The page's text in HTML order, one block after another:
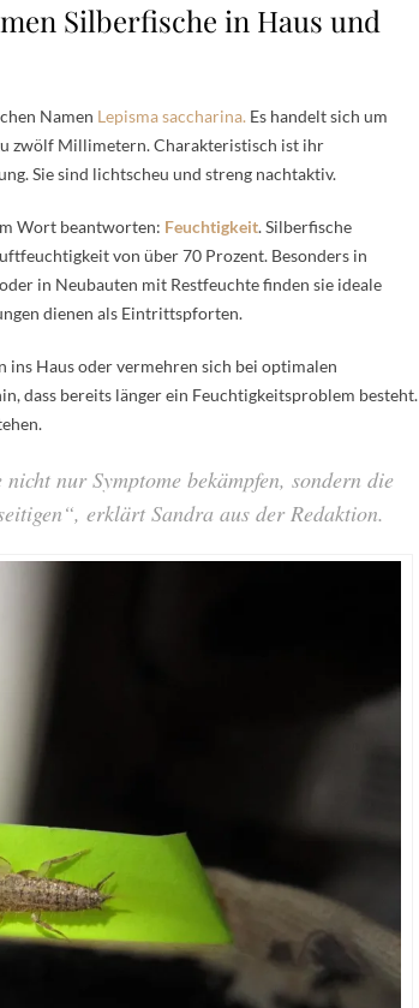
Silberfische in Haus und
Namen Lepisma saccharina. Es handelt sich um
zwölf Millimetern. Charakteristisch ist ihr
Sie sind lichtscheu und streng nachtaktiv.
Wort beantworten: Feuchtigkeit. Silberfische
von über 70 Prozent. Besonders in
in Neubauten mit Restfeuchte finden sie ideale
dienen als Eintrittspforten.
ins Haus oder vermehren sich bei optimalen
dass bereits länger ein Feuchtigkeitsproblem besteht.
nur Symptome bekämpfen, sondern die
erklärt Sandra aus der Redaktion.